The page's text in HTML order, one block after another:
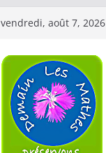
vendredi, août 7, 2026